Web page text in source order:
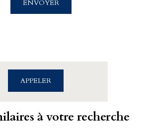
APPELER
ENVOYER
à votre recherche